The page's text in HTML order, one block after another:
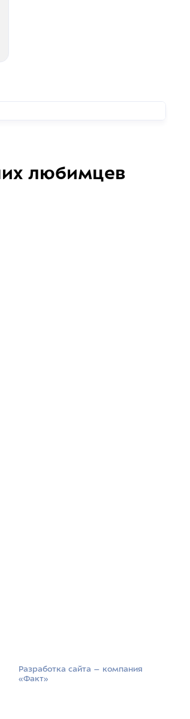
любимцев
Разработка сайта –­ компания
«Факт»